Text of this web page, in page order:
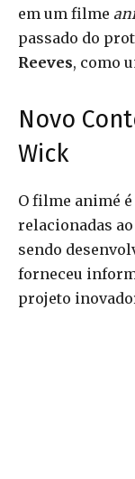
em um filme
passado do
Reeves, como
Novo
Wick
O filme animé
relacionadas
sendo
forneceu
projeto